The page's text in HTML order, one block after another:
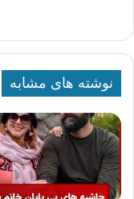
نوشته های مشابه